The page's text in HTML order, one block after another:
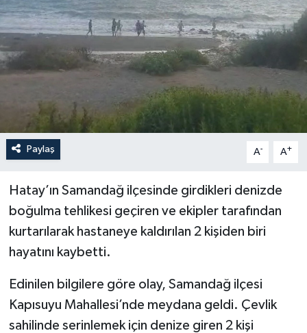
Paylaş A- A+
Hatay’ın Samandağ ilçesinde girdikleri denizde
boğulma tehlikesi geçiren ve ekipler tarafından
kurtarılarak hastaneye kaldırılan 2 kişiden biri
hayatını kaybetti.
Edinilen bilgilere göre olay, Samandağ ilçesi
Kapısuyu Mahallesi’nde meydana geldi. Çevlik
sahilinde serinlemek için denize giren 2 kişi
YEREL